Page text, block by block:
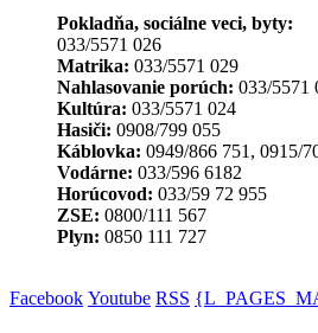
Pokladňa, sociálne veci, byty:
033/5571 026
Matrika: 033/5571 029
Nahlasovanie porúch: 033/5571
Kultúra: 033/5571 024
Hasiči: 0908/799 055
Káblovka: 0949/866 751, 0915/
Vodárne: 033/596 6182
Horúcovod: 033/59 72 955
ZSE: 0800/111 567
Plyn: 0850 111 727
Facebook Youtube RSS